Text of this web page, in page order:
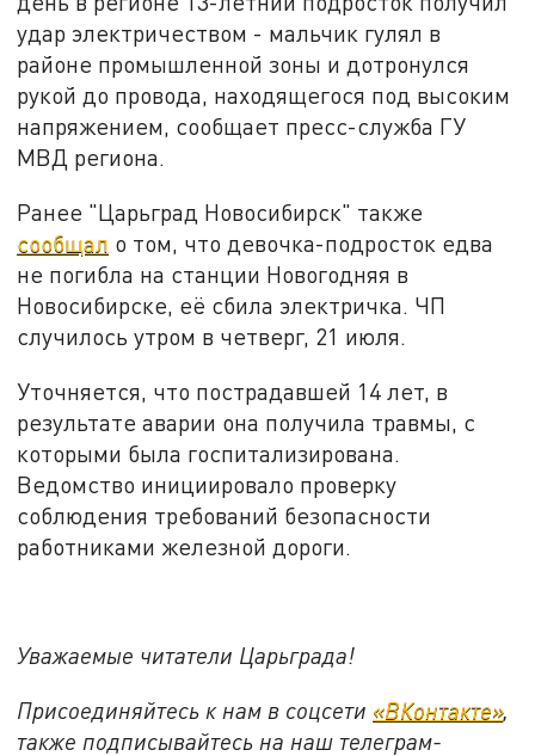
удар электричеством - мальчик гулял в
районе промышленной зоны и дотронулся
рукой до провода, находящегося под высоким
напряжением, сообщает пресс-служба ГУ
МВД региона.
Ранее "Царьград Новосибирск" также
сообщал о том, что девочка-подросток едва
не погибла на станции Новогодняя в
Новосибирске, её сбила электричка. ЧП
случилось утром в четверг, 21 июля.
Уточняется, что пострадавшей 14 лет, в
результате аварии она получила травмы, с
которыми была госпитализирована.
Ведомство инициировало проверку
соблюдения требований безопасности
работниками железной дороги.
Уважаемые читатели Царьграда!
Присоединяйтесь к нам в соцсети «ВКонтакте»,
также подписывайтесь на наш телеграм-